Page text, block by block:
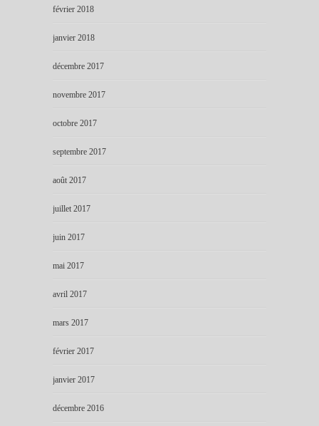
février 2018
janvier 2018
décembre 2017
novembre 2017
octobre 2017
septembre 2017
août 2017
juillet 2017
juin 2017
mai 2017
avril 2017
mars 2017
février 2017
janvier 2017
décembre 2016